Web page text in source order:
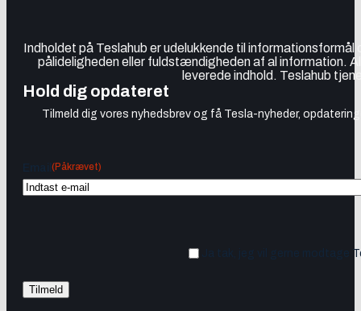
Indholdet på Teslahub er udelukkende til
pålideligheden eller fuldstændigheden af al information.
leverede indhold. Teslahub
Hold dig opdateret
Tilmeld dig vores nyhedsbrev og få Tesla-nyheder,
(Påkrævet)
Ja tak, jeg vil gerne modtage